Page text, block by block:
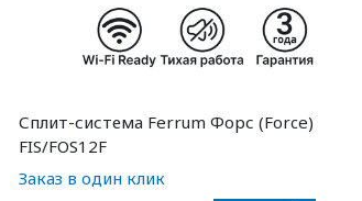
Сплит-система Ferrum Форс (Force)
FIS/FOS12F
Заказ в один клик